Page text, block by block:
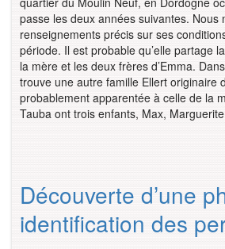
passe les deux années suivantes. Nous
renseignements précis sur ses
période. Il est probable qu’elle partage
la mère et les deux frères d’Emma.
trouve une autre famille Ellert originaire
probablement apparentée à celle de la
Tauba ont trois enfants, Max,
Découverte d’une
identification des